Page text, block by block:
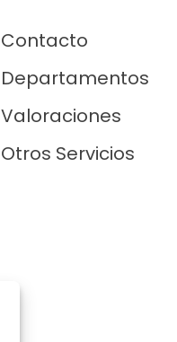
Contacto
Departamentos
Valoraciones
Otros Servicios